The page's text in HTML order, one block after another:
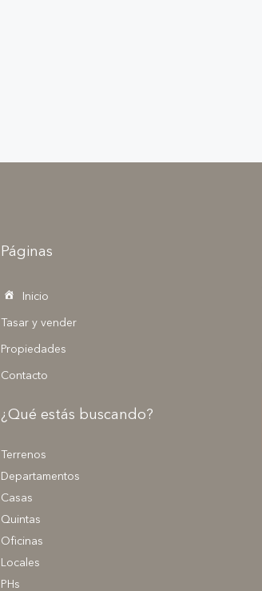
Páginas
Inicio
Tasar y vender
Propiedades
Contacto
¿Qué estás buscando?
Terrenos
Departamentos
Casas
Quintas
Oficinas
Locales
PHs